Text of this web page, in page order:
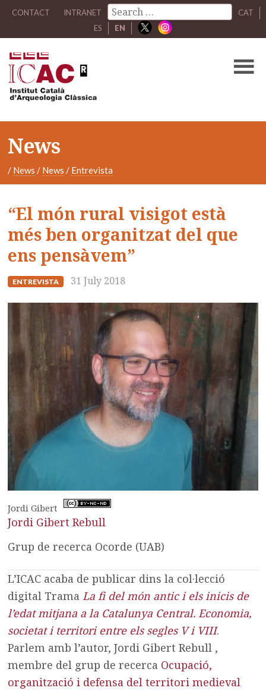
CONTACT INTRANET
CAT
ES
EN
News
/ News / News / Entrevista
“El món rural visigot està
més ben organitzat del que
ens pensàvem”
ENTREVISTA 31 July 2018
Jordi Gibert
Jordi Gibert Rebull
Grup de recerca Ocorde (UAB)
L’ICAC acaba de publicar dins la col·lecció
digital TramaLa fi del món antic i els inicis de
l’edat mitjana a la Catalunya Central. Economia,
societat i territori entre els segles V i VIII.
Parlem amb l’autor, Jordi Gibert Rebull ,
membre del grup de recerca Ocupació,
organització i defensa del territori medieval